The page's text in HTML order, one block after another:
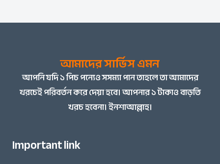
আমাদের সার্ভিস এমন
আপনিযদি ১ পিচ পন্যেও সসম্যা পান তাহলে তা আমাদের
খরচেই পরিবর্তন করে দেয়া হবে। আপনার ১ টাকাও বাড়তি
খরচ হবেনা। ইনশাআল্লাহ।
Important link